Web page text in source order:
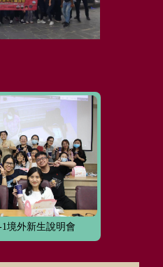
1境外新生說明會